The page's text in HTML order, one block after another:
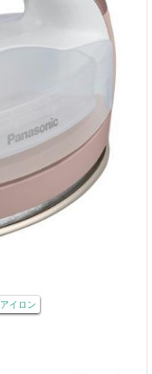
アイロン